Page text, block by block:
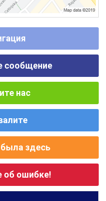
сообщение
нас
здесь
об ошибке!